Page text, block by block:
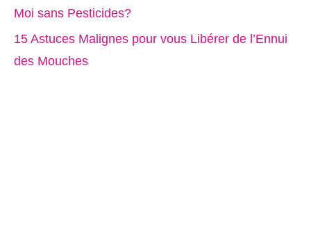
Moi sans Pesticides?
15 Astuces Malignes pour vous Libérer de l’Ennui
des Mouches